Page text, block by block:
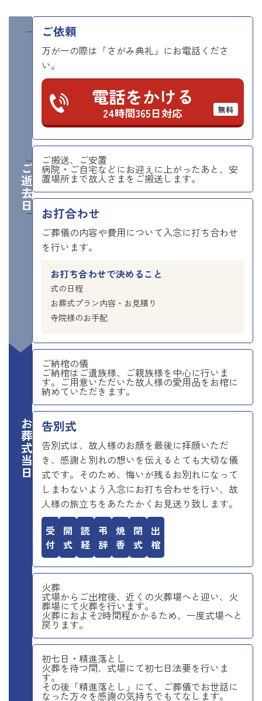
ご逝去日
ご依頼
万が一の際は「さがみ典礼」にお電話くださ
い。
電話をかける
24時間365日対応 無料
ご搬送、ご安置
病院・ご自宅などにお迎えに上がったあと、安
置場所まで故人さまをご搬送します。
お打合わせ
ご葬儀の内容や費用について入念に打ち合わせ
を行います。
お打ち合わせで決めること
式の日程
お葬式プラン内容・お見積り
寺院様のお手配
お葬式当日
ご納棺の儀
ご納棺はご遺族様、ご親族様を中心に行いま
す。ご用意いただいた故人様の愛用品をお棺に
納めていただきます。
告別式
告別式は、故人様のお顔を最後に拝顔いただ
き、感謝と別れの想いを伝えるとても大切な儀
式です。そのため、悔いが残るお別れになって
しまわないよう入念にお打ち合わせを行い、故
人様の旅立ちをあたたかくお見送り致します。
受付 開式 読経 弔辞 焼香 閉式 出棺
火葬
式場からご出棺後、近くの火葬場へと迎い、火
葬場にて火葬を行います。
火葬におよそ2時間程かかるため、一度式場へと
戻ります。
初七日・精進落とし
火葬を待つ間、式場にて初七日法要を行いま
す。
その後「精進落とし」にて、ご葬儀でお世話に
なった方々を感謝の気持ちでもてなします。